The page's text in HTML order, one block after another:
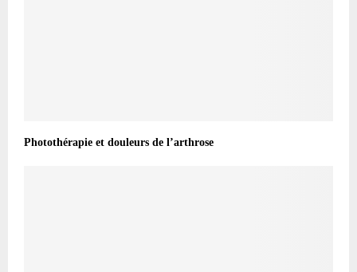
Photothérapie et douleurs de l’arthrose